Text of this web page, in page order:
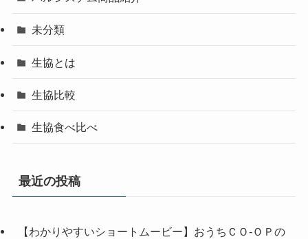
未分類
生協とは
生協比較
生協食べ比べ
最近の投稿
【わかりやすいショートムービー】おうちＣＯ-ＯＰの